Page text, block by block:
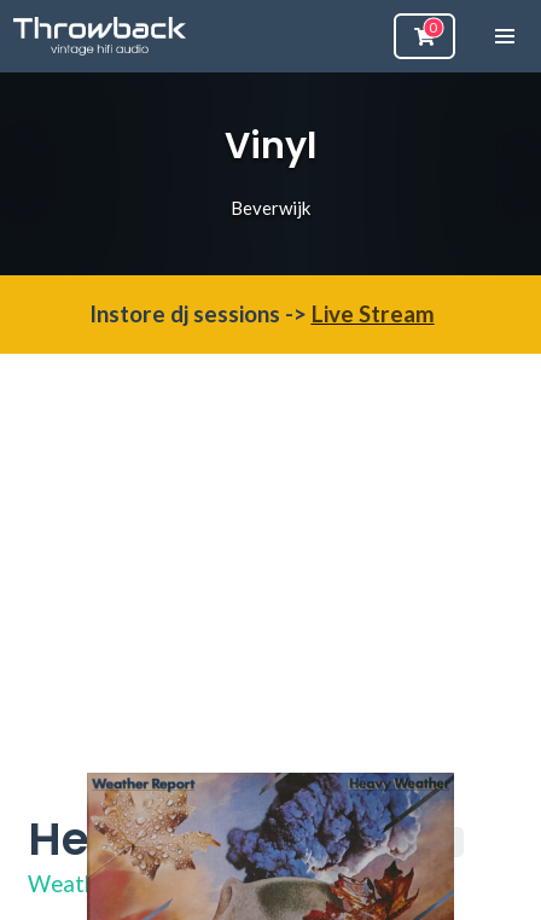
Vinyl
Beverwijk
Instore dj sessions -> Live Stream
Heavy Weather 81775
Weather Report